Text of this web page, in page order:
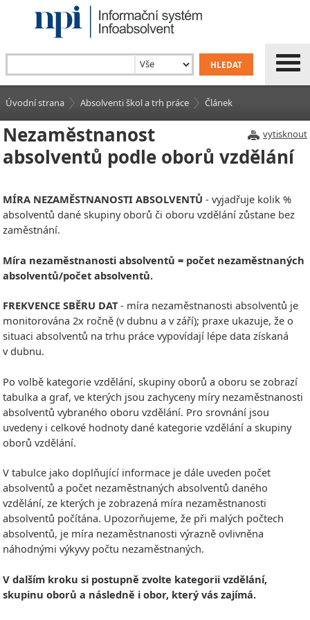
Úvodní strana Absolventi škol a trh práce Článek
vytisknout
Nezaměstnanost
absolventů podle oborů vzdělání
MÍRA NEZAMĚSTNANOSTI ABSOLVENTŮ - vyjadřuje kolik %
absolventů dané skupiny oborů či oboru vzdělání zůstane bez
zaměstnání.
Míra nezaměstnanosti absolventů = počet nezaměstnaných
absolventů/počet absolventů.
FREKVENCE SBĚRU DAT- míra nezaměstnanosti absolventů je
monitorována 2x ročně (v dubnu a v září); praxe ukazuje, že o
situaci absolventů na trhu práce vypovídají lépe data získaná
v dubnu.
Po volbě kategorie vzdělání, skupiny oborů a oboru se zobrazí
tabulka a graf, ve kterých jsou zachyceny míry nezaměstnanosti
absolventů vybraného oboru vzdělání. Pro srovnání jsou
uvedeny i celkové hodnoty dané kategorie vzdělání a skupiny
oborů vzdělání.
V tabulce jako doplňující informace je dále uveden počet
absolventů a počet nezaměstnaných absolventů daného
vzdělání, ze kterých je zobrazená míra nezaměstnanosti
absolventů počítána. Upozorňujeme, že při malých počtech
absolventů, je míra nezaměstnanosti výrazně ovlivněna
náhodnými výkyvy počtu nezaměstnaných.
V dalším kroku si postupně zvolte kategorii vzdělání,
skupinu oborů a následně i obor, který vás zajímá.